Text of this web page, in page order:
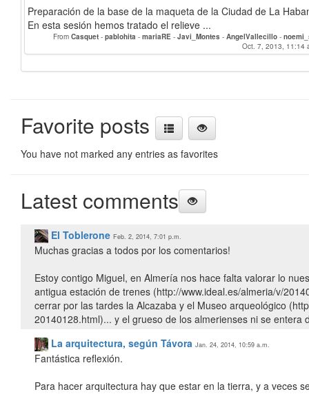
Preparación de la base de la maqueta de la Ciudad de La
En esta sesión hemos tratado el relieve ...
From Casquet - pablohita - mariaRE - Javi_Montes - AngelVallecillo -
alexmartin -jmtz-Salva-
brenda-MathildaHelmer-
Oct. 7, 2013, 11:14
Favorite posts
You have not marked any entries as favorites
Latest comments
El Toblerone Feb. 2, 2014, 7:01 p.m.
Muchas gracias a todos por los comentarios!
Estoy contigo Miguel, en Almería nos hace falta valorar lo
antigua estación de trenes (http://www.ideal.es/almeria/v/
cerrar por las tardes la Alcazaba y el Museo arqueológico
20140128.html)... y el grueso de los almerienses ni se entera
La arquitectura, según Távora Jan. 24, 2014, 10:59 a.m.
Fantástica reflexión.
Para hacer arquitectura hay que estar en la tierra, y a veces